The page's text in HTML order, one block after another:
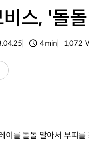
스, '돌
4min 1,072
드
이를 돌돌 말아서 부피